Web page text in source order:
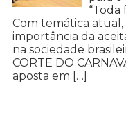
“Toda
Com temática atual,
importância da
na sociedade
CORTE DO
aposta em […]